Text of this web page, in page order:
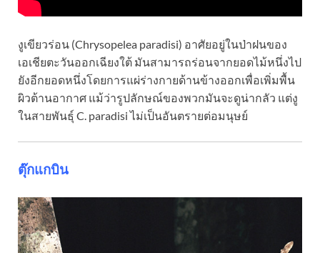
งูเขียวร่อน (Chrysopelea paradisi) อาศัยอยู่ในป่าฝนของ
เอเชียตะวันออกเฉียงใต้ มันสามารถร่อนจากยอดไม้หนึ่งไป
ยังอีกยอดหนึ่งโดยการแผ่ร่างกายด้านข้างออกเพื่อเพิ่มพื้น
ผิวต้านอากาศ แม้ว่ารูปลักษณ์ของพวกมันจะดูน่ากลัว แต่งู
ในสายพันธุ์ C. paradisi ไม่เป็นอันตรายต่อมนุษย์
ตุ๊กแกบิน